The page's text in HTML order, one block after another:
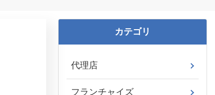
カテゴリ
代理店
フランチャイズ